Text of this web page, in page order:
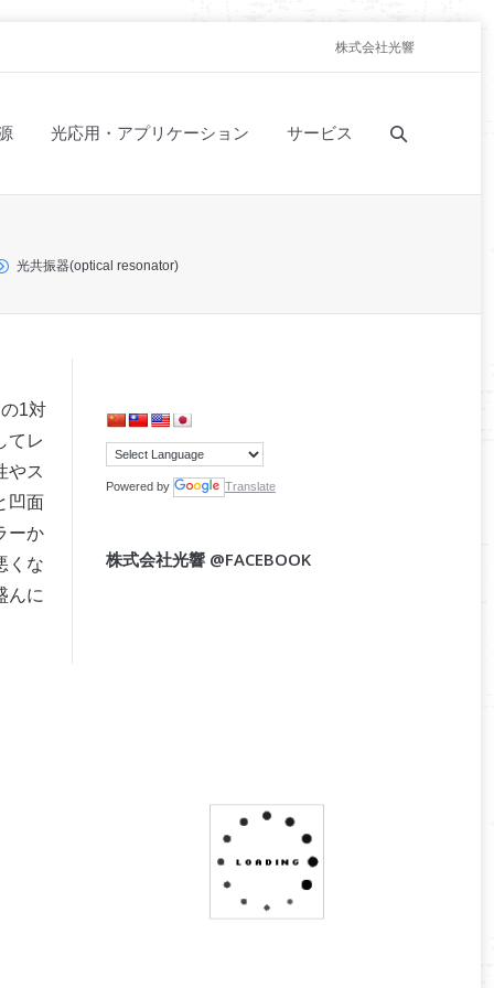
株式会社光響
光応用・アプリケーション サービス
光共振器(optical resonator)
1対
てレ
やス
凹面
ーか
くな
んに
Powered by Translate
株式会社光響 @FACEBOOK